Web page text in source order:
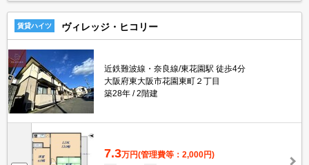
賃貸ハイツ ヴィレッジ・ヒコリー
近鉄難波線・奈良線/東花園駅 徒歩4分
大阪府東大阪市花園東町２丁目
築28年
2階建
7.3万円(管理費等：2,000円)